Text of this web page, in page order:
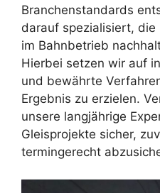
Branchenstandards
darauf spezialisiert,
im Bahnbetrieb
Hierbei setzen wir auf
und bewährte
Ergebnis zu erzielen.
unsere langjährige
Gleisprojekte sicher,
termingerecht